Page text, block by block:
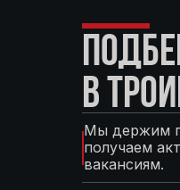
В
Мы держим
получаем
вакансиям.